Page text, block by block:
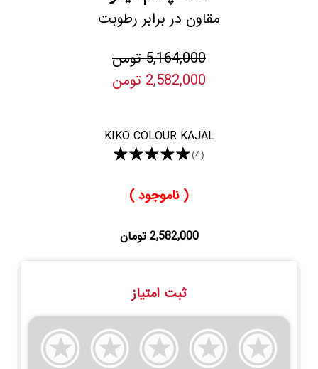
مقاون در برابر رطوبت
5,164,000 تومن
2,582,000 تومن
KIKO COLOUR KAJAL
★★★★★(4)
( ناموجود )
2,582,000 تومان
ثبت امتیاز